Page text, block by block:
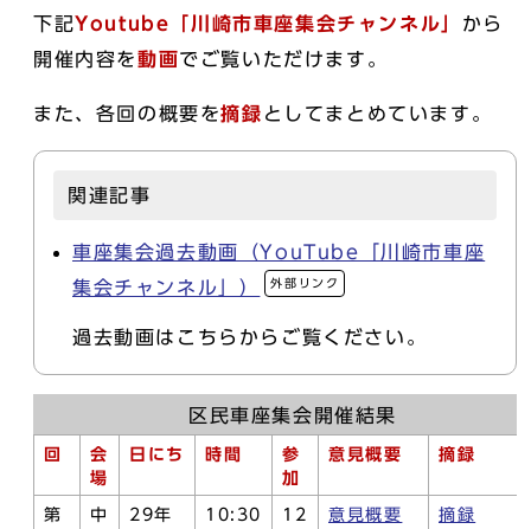
下記Youtube「川崎市車座集会チャンネル」 から
開催内容を動画でご覧いただけます。
また、各回の概要を摘録 としてまとめています。
関連記事
車座集会過去動画（YouTube「川崎市車座
集会チャンネル」）
外部リンク
過去動画はこちらからご覧ください。
区民車座集会開催結果
回
会
場
日にち 時間
参
加
意見概要 摘録
第
中
29年
10:30
12
意見概要
摘録